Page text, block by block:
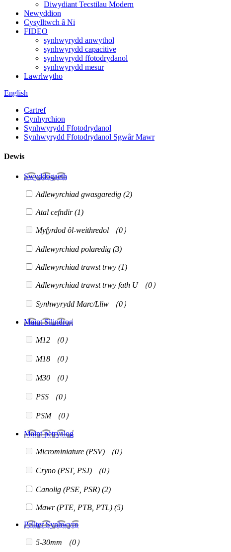
Diwydiant Tecstilau Modern
Newyddion
Cysylltwch â Ni
FIDEO
synhwyrydd anwythol
synhwyrydd capacitive
synhwyrydd ffotodrydanol
synhwyrydd mesur
Lawrlwytho
English
Cartref
Cynhyrchion
Synhwyrydd Ffotodrydanol
Synhwyrydd Ffotodrydanol Sgwâr Mawr
Dewis
Swyddogaeth
Adlewyrchiad gwasgaredig (2)
Atal cefndir (1)
Myfyrdod ôl-weithredol （0）
Adlewyrchiad polaredig (3)
Adlewyrchiad trawst trwy (1)
Adlewyrchiad trawst trwy fath U （0）
Synhwyrydd Marc/Lliw （0）
Maint Silindrog
M12 （0）
M18 （0）
M30 （0）
PSS （0）
PSM （0）
Maint petryalog
Microminiature (PSV) （0）
Cryno (PST, PSJ) （0）
Canolig (PSE, PSR) (2)
Mawr (PTE, PTB, PTL) (5)
Pellter Synhwyro
5-30mm （0）